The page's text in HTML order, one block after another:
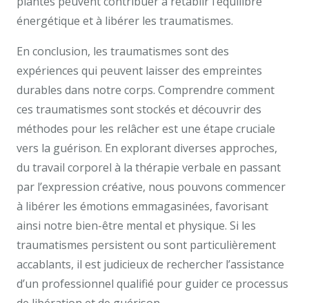
énergétique et à libérer les traumatismes.
En conclusion, les traumatismes sont des
expériences qui peuvent laisser des empreintes
durables dans notre corps. Comprendre comment
ces traumatismes sont stockés et découvrir des
méthodes pour les relâcher est une étape cruciale
vers la guérison. En explorant diverses approches,
du travail corporel à la thérapie verbale en passant
par l’expression créative, nous pouvons commencer
à libérer les émotions emmagasinées, favorisant
ainsi notre bien-être mental et physique. Si les
traumatismes persistent ou sont particulièrement
accablants, il est judicieux de rechercher l’assistance
d’un professionnel qualifié pour guider ce processus